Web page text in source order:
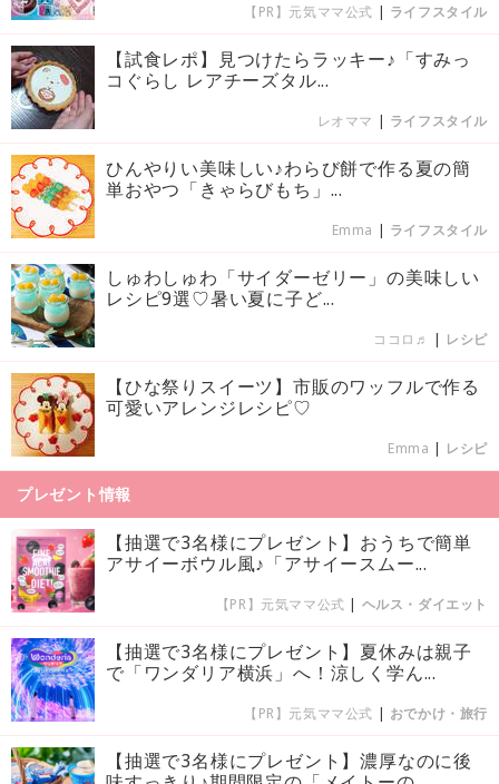
【PR】元気ママ公式 | ライフスタイル
【試食レポ】見つけたらラッキー♪「すみっ
コぐらし レアチーズタル...
レオママ | ライフスタイル
ひんやりい美味しい♪わらび餅で作る夏の簡
単おやつ「きゃらびもち」...
Emma | ライフスタイル
しゅわしゅわ「サイダーゼリー」の美味しい
レシピ9選♡暑い夏に子ど...
ココロ♬ | レシピ
【ひな祭りスイーツ】市販のワッフルで作る
可愛いアレンジレシピ♡
Emma | レシピ
プレゼント情報
【抽選で3名様にプレゼント】おうちで簡単
アサイーボウル風♪「アサイースムー...
【PR】元気ママ公式 | ヘルス・ダイエット
【抽選で3名様にプレゼント】夏休みは親子
で「ワンダリア横浜」へ！涼しく学ん...
【PR】元気ママ公式 | おでかけ・旅行
【抽選で3名様にプレゼント】濃厚なのに後